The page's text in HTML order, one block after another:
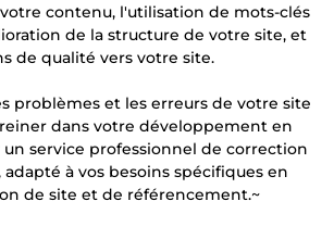
contenu, l'utilisation de mots-clés
de la structure de votre site, et
de qualité vers votre site.
problèmes et les erreurs de votre site
dans votre développement en
service professionnel de correction
à vos besoins spécifiques en
de site et de référencement.~